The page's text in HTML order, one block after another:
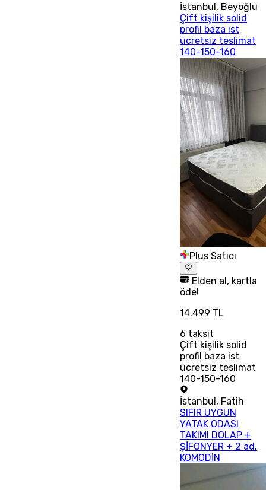
İstanbul, Beyoğlu
Çift kişilik solid
profil baza ist
ücretsiz teslimat
140-150-160
Plus Satıcı
Elden al, kartla
öde!
14.499 TL
6 taksit
Çift kişilik solid
profil baza ist
ücretsiz teslimat
140-150-160
İstanbul, Fatih
SIFIR UYGUN
YATAK ODASI
TAKIMI DOLAP +
ŞİFONYER + 2 ad.
KOMODİN